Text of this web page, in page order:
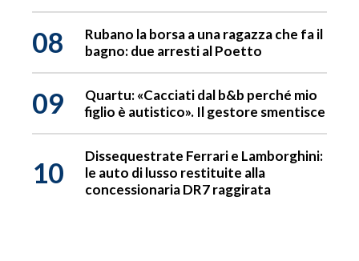
08
Rubano la borsa a una ragazza che fa il
bagno: due arresti al Poetto
09
Quartu: «Cacciati dal b&b perché mio
figlio è autistico». Il gestore smentisce
10
Dissequestrate Ferrari e Lamborghini:
le auto di lusso restituite alla
concessionaria DR7 raggirata